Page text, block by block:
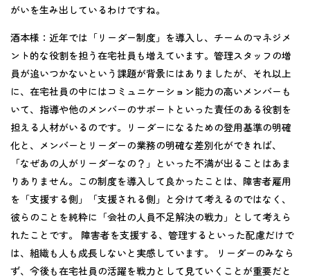
がいを生み出しているわけですね。
酒本様： 近年では「リーダー制度」を導入し、チームのマネジメ
ント的な役割を担う在宅社員も増えています。管理スタッフの増
員が追いつかないという課題が背景にはありましたが、それ以上
に、在宅社員の中にはコミュニケーション能力の高いメンバーも
いて、指導や他のメンバーのサポートといった責任のある役割を
担える人材がいるのです。リーダーになるための登用基準の明確
化と、メンバーとリーダーの業務の明確な差別化ができれば、
「なぜあの人がリーダーなの？」といった不満が出ることはあま
りありません。この制度を導入して良かったことは、障害者雇用
を「支援する側」「支援される側」と分けて考えるのではなく、
彼らのことを純粋に「会社の人員不足解決の戦力」として考えら
れたことです。 障害者を支援する、管理するといった配慮だけで
は、組織も人も成長しないと実感しています。 リーダーのみなら
ず、今後も在宅社員の活躍を戦力として見ていくことが重要だと